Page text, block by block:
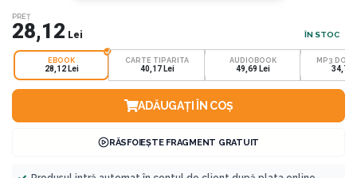
PREȚ
28,12 Lei ÎN STOC
EBOOK
28,12 Lei
CARTE TIPARITA
40,17 Lei
AUDIOBOOK
49,69 Lei
MP3
34,78
ADĂUGAȚI ÎN COȘ
RĂSFOIEȘTE FRAGMENT GRATUIT